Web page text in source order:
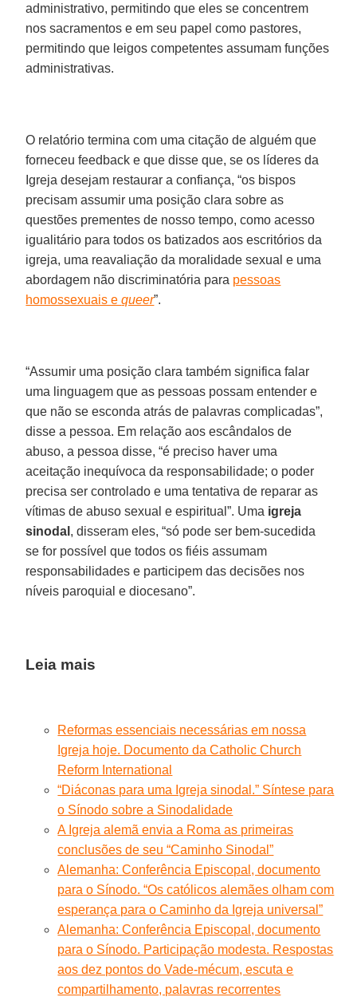
administrativo, permitindo que eles se concentrem
nos sacramentos e em seu papel como pastores,
permitindo que leigos competentes assumam funções
administrativas.
O relatório termina com uma citação de alguém que
forneceu feedback e que disse que, se os líderes da
Igreja desejam restaurar a confiança, “os bispos
precisam assumir uma posição clara sobre as
questões prementes de nosso tempo, como acesso
igualitário para todos os batizados aos escritórios da
igreja, uma reavaliação da moralidade sexual e uma
abordagem não discriminatória para pessoas
homossexuais equeer”.
“Assumir uma posição clara também significa falar
uma linguagem que as pessoas possam entender e
que não se esconda atrás de palavras complicadas”,
disse a pessoa. Em relação aos escândalos de
abuso, a pessoa disse, “é preciso haver uma
aceitação inequívoca da responsabilidade; o poder
precisa ser controlado e uma tentativa de reparar as
vítimas de abuso sexual e espiritual”. Uma igreja
sinodal , disseram eles, “só pode ser bem-sucedida
se for possível que todos os fiéis assumam
responsabilidades e participem das decisões nos
níveis paroquial e diocesano”.
Leia mais
Reformas essenciais necessárias em nossa
Igreja hoje. Documento da Catholic Church
Reform International
“Diáconas para uma Igreja sinodal.” Síntese para
o Sínodo sobre a Sinodalidade
A Igreja alemã envia a Roma as primeiras
conclusões de seu “Caminho Sinodal”
Alemanha: Conferência Episcopal, documento
para o Sínodo. “Os católicos alemães olham com
esperança para o Caminho da Igreja universal”
Alemanha: Conferência Episcopal, documento
para o Sínodo. Participação modesta. Respostas
aos dez pontos do Vade-mécum, escuta e
compartilhamento, palavras recorrentes